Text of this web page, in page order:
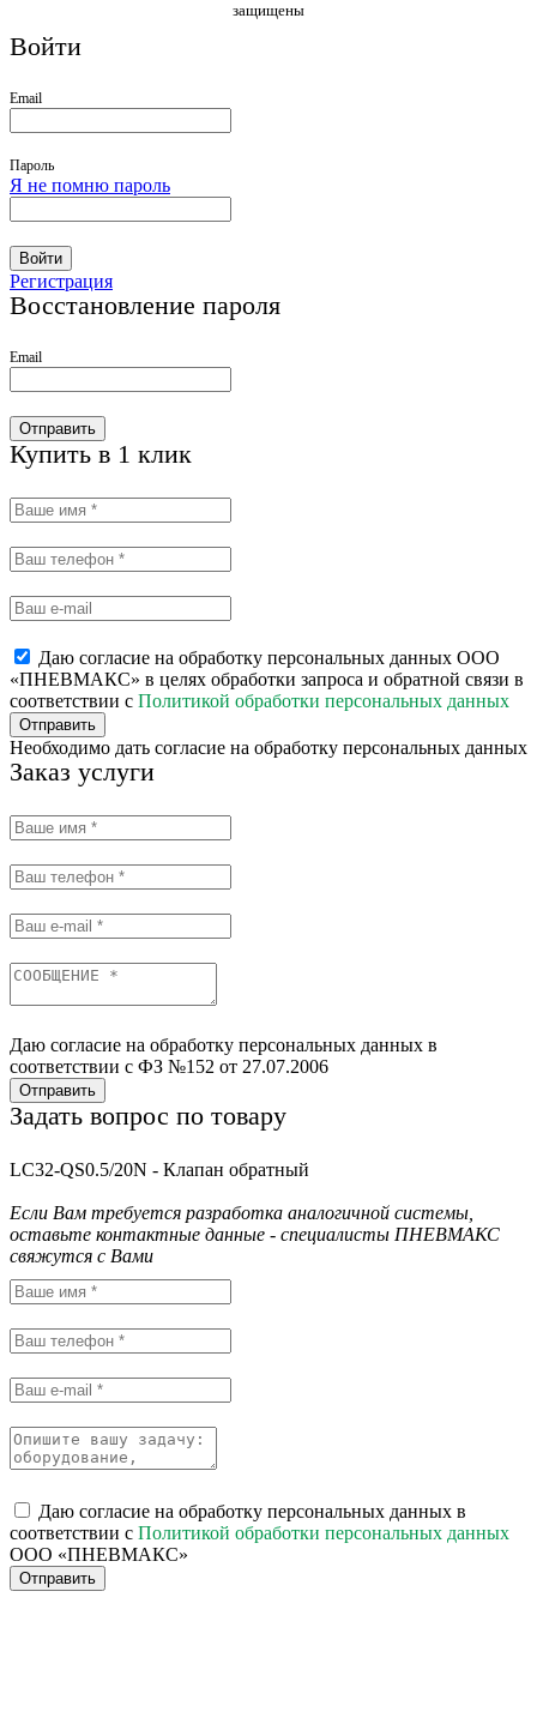
защищены
Войти
Email
Пароль
Я не помню пароль
Войти
Регистрация
Восстановление пароля
Email
Отправить
Купить в 1 клик
Даю согласие на обработку персональных данных ООО
«ПНЕВМАКС» в целях обработки запроса и обратной связи в
соответствии с Политикой обработки персональных данных
Отправить
Необходимо дать согласие на обработку персональных данных
Заказ услуги
Даю согласие на обработку персональных данных в
соответствии с ФЗ №152 от 27.07.2006
Отправить
Задать вопрос по товару
LC32-QS0.5/20N - Клапан обратный
Если Вам требуется разработка аналогичной системы,
оставьте контактные данные - специалисты ПНЕВМАКС
свяжутся с Вами
Даю согласие на обработку персональных данных в
соответствии с Политикой обработки персональных данных
ООО «ПНЕВМАКС»
Отправить